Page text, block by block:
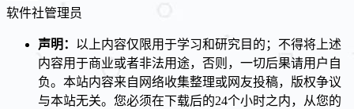
软件社管理员
声明： 以上内容仅限用于学习和研究目的；不得将上述
内容用于商业或者非法用途，否则，一切后果请用户自
负。本站内容来自网络收集整理或网友投稿，版权争议
与本站无关。您必须在下载后的24个小时之内，从您的